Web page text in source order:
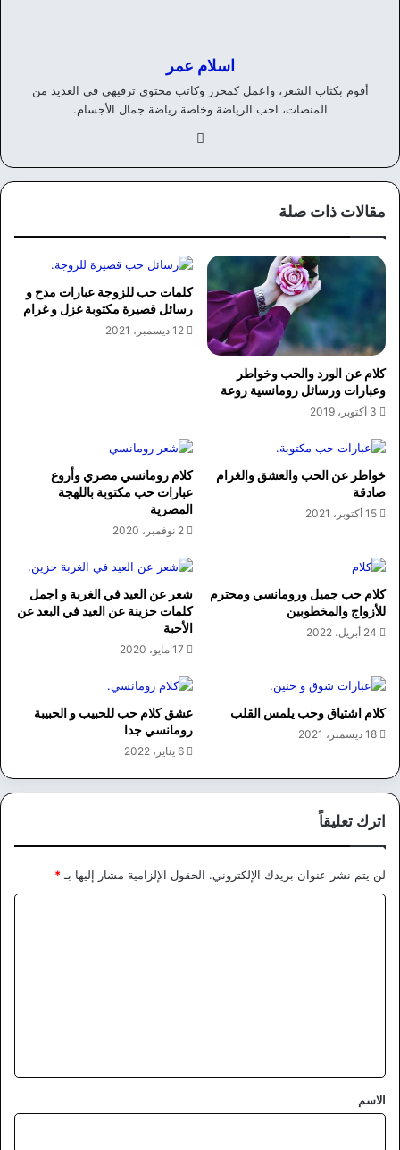
اسلام عمر
أقوم بكتاب الشعر، واعمل كمحرر وكاتب محتوي ترفيهي في العديد من
المنصات، احب الرياضة وخاصة رياضة جمال الأجسام.
وك
مقالات ذات صلة
كلام عن الورد والحب وخواطر
وعبارات ورسائل رومانسية روعة
3 أكتوبر، 2019
كلمات حب للزوجة عبارات مدح و
رسائل قصيرة مكتوبة غزل و غرام
12 ديسمبر، 2021
خواطر عن الحب والعشق والغرام
صادقة
15 أكتوبر، 2021
كلام رومانسي مصري وأروع
عبارات حب مكتوبة باللهجة
المصرية
2 نوفمبر، 2020
كلام حب جميل ورومانسي ومحترم
للأزواج والمخطوبين
24 أبريل، 2022
شعر عن العيد في الغربة و اجمل
كلمات حزينة عن العيد في البعد عن
الأحبة
17 مايو، 2020
كلام اشتياق وحب يلمس القلب
18 ديسمبر، 2021
عشق كلام حب للحبيب و الحبيبة
رومانسي جدا
6 يناير، 2022
اترك تعليقاً
لن يتم نشر عنوان بريدك الإلكتروني. الحقول الإلزامية مشار إليها بـ*
*
الاسم